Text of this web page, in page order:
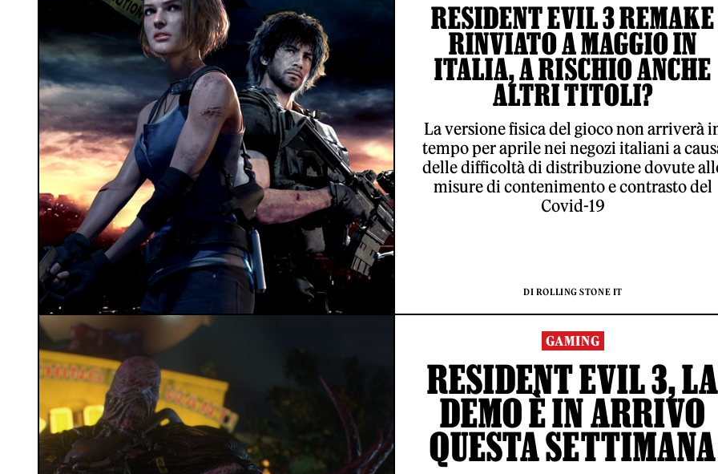
RESIDENT EVIL 3 REMAKE
RINVIATO A MAGGIO IN
ITALIA, A RISCHIO ANCHE
ALTRI TITOLI?
La versione fisica del gioco non arriverà
tempo per aprile nei negozi italiani a
delle difficoltà di distribuzione dovute
misure di contenimento e contrasto del
Covid-19
DI ROLLING STONE IT
GAMING
RESIDENT EVIL 3,
DEMO È IN ARRIVO
QUESTA SETTIMANA